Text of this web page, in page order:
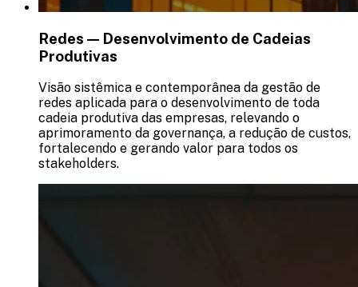
Redes — Desenvolvimento de Cadeias
Produtivas
Visão sistêmica e contemporânea da gestão de
redes aplicada para o desenvolvimento de toda
cadeia produtiva das empresas, relevando o
aprimoramento da governança, a redução de custos,
fortalecendo e gerando valor para todos os
stakeholders.